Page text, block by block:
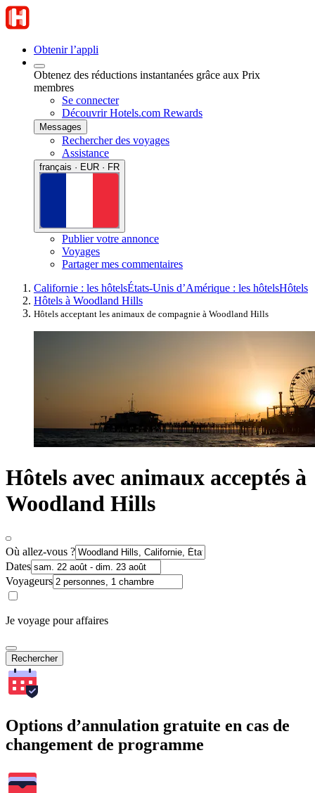
Obtenir l’appli
Obtenez des réductions instantanées grâce aux Prix
membres
Se connecter
Découvrir Hotels.com Rewards
Messages
Rechercher des voyages
Assistance
français · EUR · FR
Publier votre annonce
Voyages
Partager mes commentaires
Californie : les hôtelsÉtats-Unis d’Amérique : les hôtelsHôtels
Hôtels à Woodland Hills
Hôtels acceptant les animaux de compagnie à Woodland Hills
Hôtels avec animaux acceptés à
Woodland Hills
Où allez-vous ?
Dates
Voyageurs
Je voyage pour affaires
Rechercher
Options d’annulation gratuite en cas de
changement de programme